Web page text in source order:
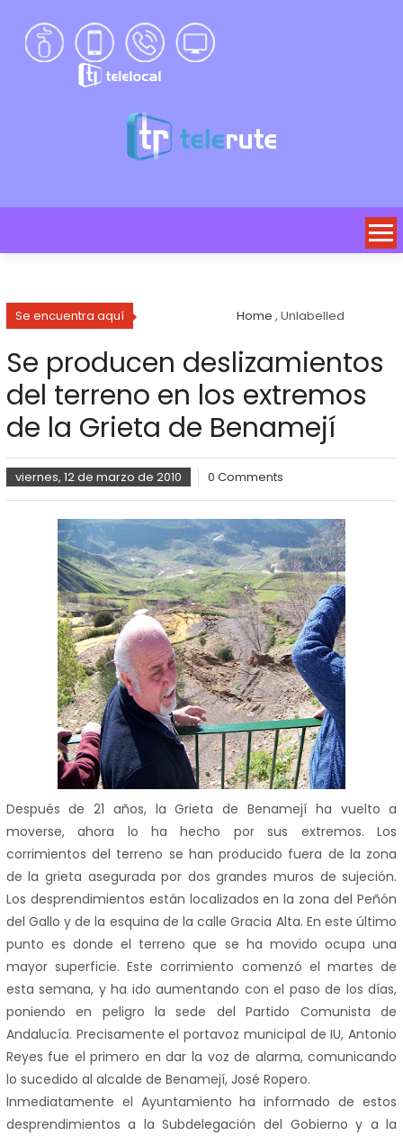
Se encuentra aquí Home , Unlabelled
Se producen deslizamientos
del terreno en los extremos
de la Grieta de Benamejí
viernes, 12 de marzo de 2010 0 Comments
Después de 21 años, la Grieta de Benamejí ha vuelto a
moverse, ahora lo ha hecho por sus extremos. Los
corrimientos del terreno se han producido fuera de la zona
de la grieta asegurada por dos grandes muros de sujeción.
Los desprendimientos están localizados en la zona del Peñón
del Gallo y de la esquina de la calle Gracia Alta. En este último
punto es donde el terreno que se ha movido ocupa una
mayor superficie. Este corrimiento comenzó el martes de
esta semana, y ha ido aumentando con el paso de los días,
poniendo en peligro la sede del Partido Comunista de
Andalucía. Precisamente el portavoz municipal de IU, Antonio
Reyes fue el primero en dar la voz de alarma, comunicando
lo sucedido al alcalde de Benamejí, José Ropero.
Inmediatamente el Ayuntamiento ha informado de estos
desprendimientos a la Subdelegación del Gobierno y a la